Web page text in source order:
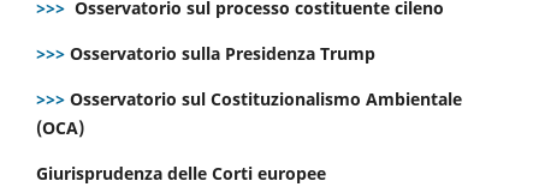
>>> Osservatorio sul processo costituente cileno
>>> Osservatorio sulla Presidenza Trump
>>> Osservatorio sul Costituzionalismo Ambientale
(OCA)
Giurisprudenza delle Corti europee